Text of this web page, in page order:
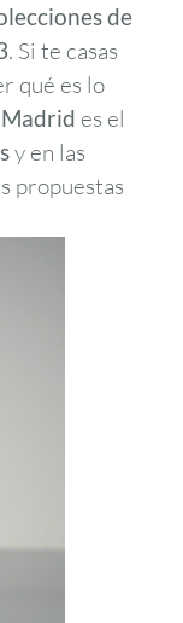
de
. Si te casas
qué es lo
es el
y en las
propuestas